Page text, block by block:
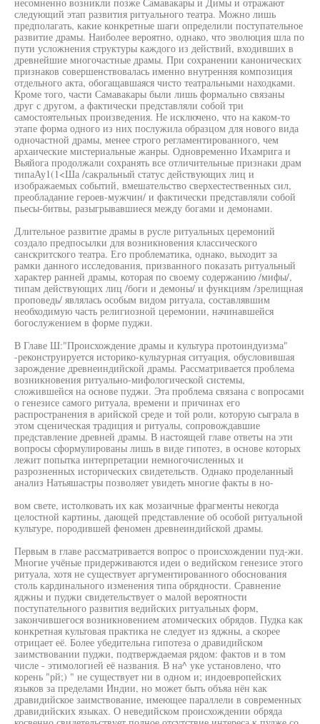
следующий этап развития ритуального театра. Можно лишь
предполагать, какие конкретные шаги определили поступательное
развитие драмы. Наиболее вероятно, однако, что эволюция шла по
пути усложнения структуры каждого из действий, входивших в
древнейшие многочастные драмы. При сохранении канонических
признаков совершенствовалась именно внутренняя композиция
отдельного акта, обогащавшаяся чисто театральными находками.
Кроме того, части Самавакары были лишь формально связаны
друг с другом, а фактически представляли собой три
самостоятельных произведения. Не исключено, что на каком-то
этапе форма одного из них послужила образцом для нового вида
одночастной драмы, менее строго регламентированного, чем
архаические мистериальные жанры. Одновременно Ихамрига и
Вьяйога продолжали сохранять все отличительные признаки драм
типаАу1(1<Ша /сакральный статус действующих лиц и
изображаемых событий, вмешательство сверхестественных сил,
преобладание героев-мужчин/ и фактически представляли собой
пьесы-битвы, разыгрывавшиеся между богами и демонами.
Длительное развитие драмы в русле ритуальных церемоний
создало предпосылки для возникновения классического
санскритского театра. Его проблематика, однако, выходит за
рамки данного исследования, призванного показать ритуальный
характер ранней драмы, которая по своему содержанию /мифы/,
типам действующих лиц /боги и демоны/ и функциям /зрелищная
проповедь/ являлась особым видом ритуала, составлявшим
необходимую часть религиозной церемонии, начинавшейся
богослужением в форме пуджи.
В Главе Ш:"Происхождение драмы и культура протоиндуизма"
-реконструируется историко-культурная ситуация, обусловившая
зарождение древнеиндийской драмы. Рассматривается проблема
возникновения ритуально-мифологической системы,
сложившейся на основе пуджи. Эта проблема связана с вопросами
о генезисе самого ритуала, времени и причинах его
распространения в арийской среде и той роли, которую сыграла в
этом сценическая традиция и ритуалы, сопровождавшие
представление древней драмы. В настоящей главе ответы на эти
вопросы сформулированы лишь в виде гипотез, в основе которых
лежит попытка интерпретации немногочисленных и
разрозненных исторических свидетельств. Однако проделанный
анализ Натьяшастры позволяет увидеть многие факты в но-
вом свете, истолковать их как мозаичные фрагменты некогда
целостной картины, дающей представление об особой ритуальной
культуре, породившей феномен древнеиндийской драмы.
Первым в главе рассматривается вопрос о происхождении пуд-жи.
Многие учёные придерживаются идеи о ведийском генезисе этого
ритуала, хотя не существует аргументированного обоснования
столь кардинального изменения типа обрядности. Сравнение
яджны и пуджи свидетельствует о малой вероятности
поступательного развития ведийских ритуальных форм,
закончившегося возникновением атомических обрядов. Пудка как
конкретная культовая практика не следует из яджны, а скорее
отрицает её. Более убедительна гипотеза о дравидийском
заимствовании пуджи, подтверждаемая рядом: фактов и в том
числе - этимологией её названия. В на^ уке установлено, что
корень "рй;) " не существует ни в одном и; индоевропейских
языков за пределами Индии, но может быть объяа нён как
дравидийское заимствование, имеющее параллели в современных
дравидийских языках. О неведийском происхождении обряда